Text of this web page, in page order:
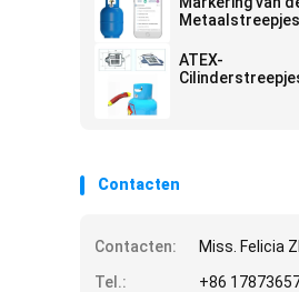
ATEX-
Contacten
Contacten:
Miss. Felicia
Tel.:
+86